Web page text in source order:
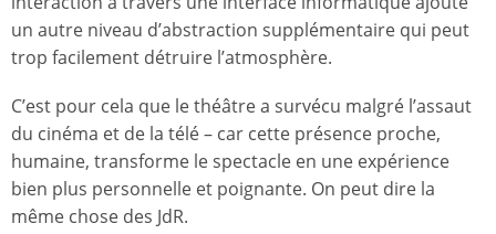
un autre niveau d’abstraction supplémentaire qui peut
trop facilement détruire l’atmosphère.
C’est pour cela que le théâtre a survécu malgré l’assaut
du cinéma et de la télé – car cette présence proche,
humaine, transforme le spectacle en une expérience
bien plus personnelle et poignante. On peut dire la
même chose des JdR.